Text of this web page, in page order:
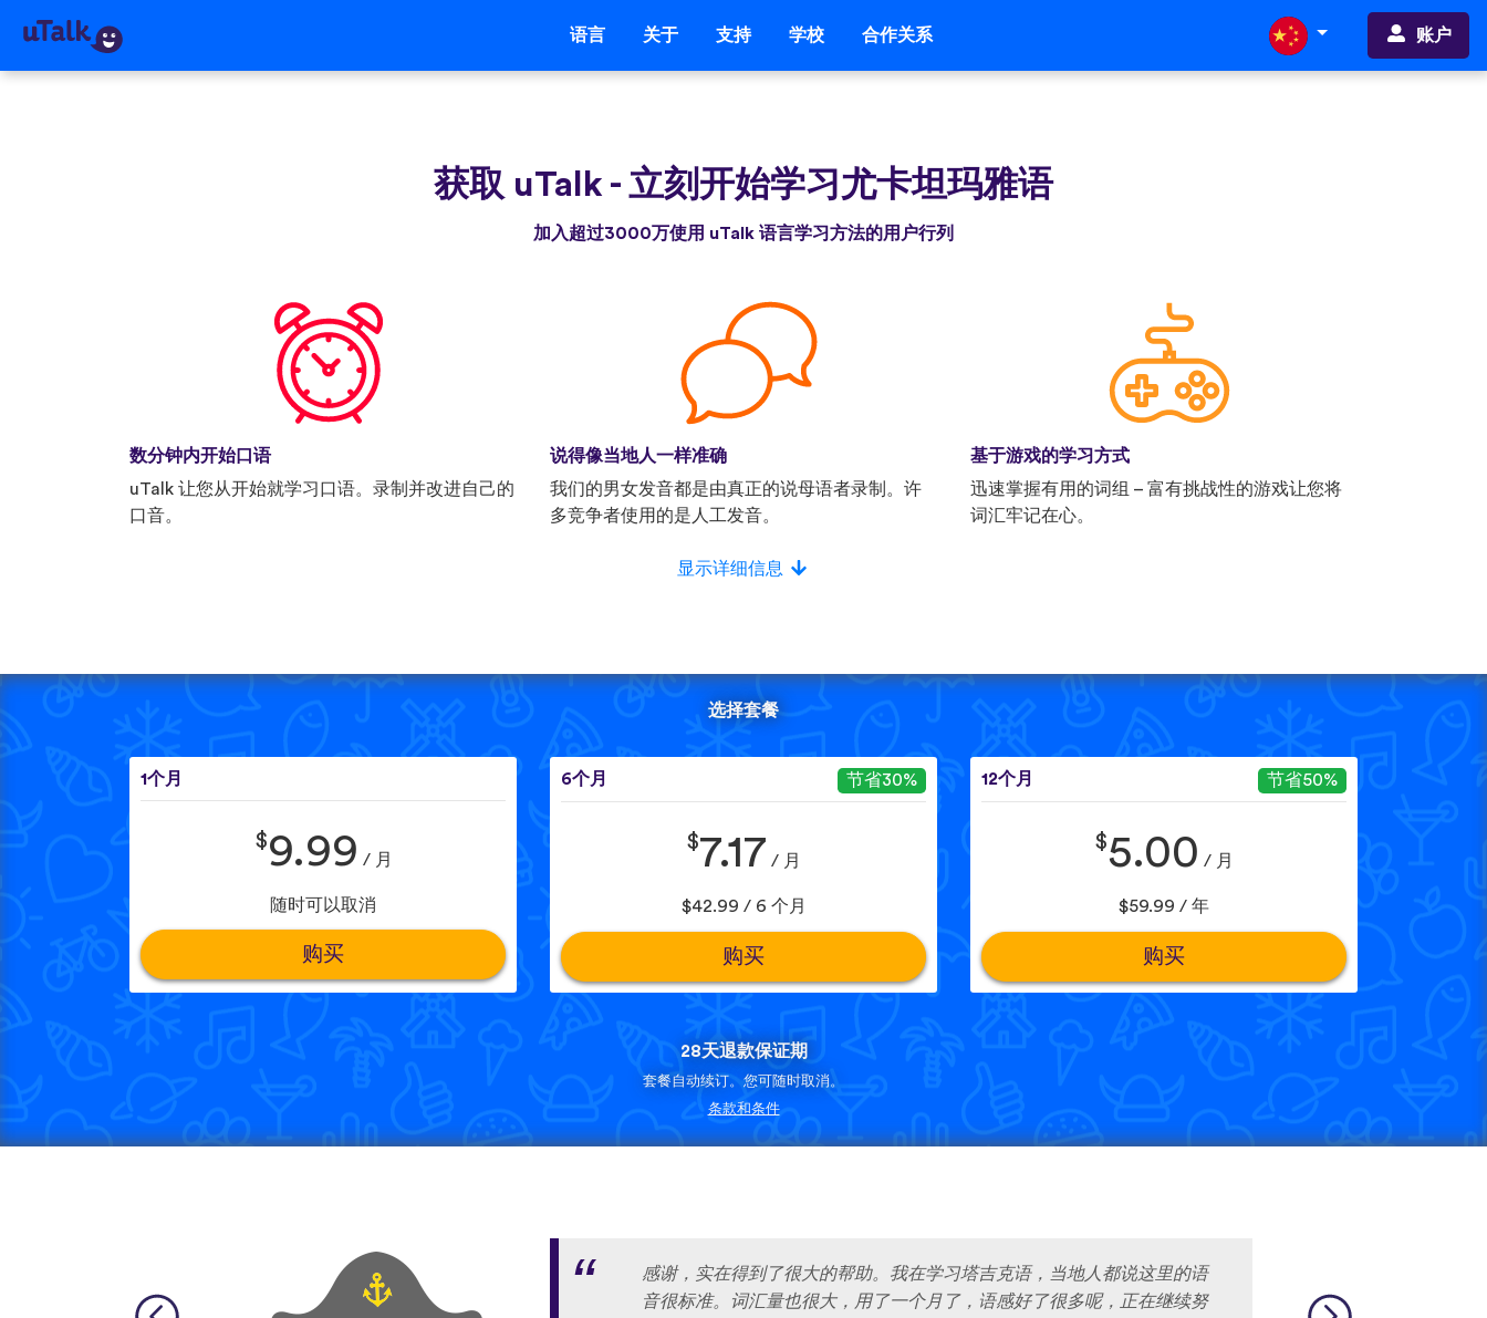
语言 关于 支持 学校 合作关系 账户
获取 uTalk - 立刻开始学习尤卡坦玛雅语
加入超过3000万使用 uTalk 语言学习方法的用户行列
数分钟内开始口语
uTalk 让您从开始就学习口语。录制并改进自己的
口音。
说得像当地人一样准确
我们的男女发音都是由真正的说母语者录制。许
多竞争者使用的是人工发音。
基于游戏的学习方式
迅速掌握有用的词组 – 富有挑战性的游戏让您将
词汇牢记在心。
显示详细信息
选择套餐
1个月
$9.99 / 月
随时可以取消
购买
6个月 节省30%
$7.17 / 月
$42.99 / 6 个月
购买
12个月 节省50%
$5.00 / 月
$59.99 / 年
购买
28天退款保证期
套餐自动续订。您可随时取消。
条款和条件
感谢，实在得到了很大的帮助。我在学习塔吉克语，当地人都说这里的语
音很标准。词汇量也很大，用了一个月了，语感好了很多呢，正在继续努